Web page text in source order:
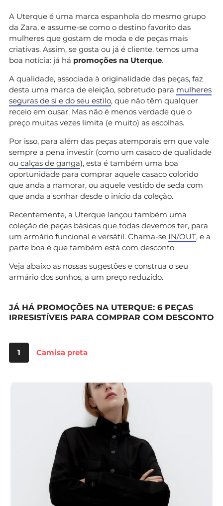
A Uterque é uma marca espanhola do mesmo grupo
da Zara, e assume-se como o destino favorito das
mulheres que gostam de moda e de peças mais
criativas. Assim, se gosta ou já é cliente, temos uma
boa notícia: já há promoções na Uterque.
A qualidade, associada à originalidade das peças, faz
desta uma marca de eleição, sobretudo para mulheres
seguras de si e do seu estilo, que não têm qualquer
receio em ousar. Mas não é menos verdade que o
preço muitas vezes limita (e muito) as escolhas.
Por isso, para além das peças atemporais em que vale
sempre a pena investir (como um casaco de qualidade
ou calças de ganga), esta é também uma boa
oportunidade para comprar aquele casaco colorido
que anda a namorar, ou aquele vestido de seda com
que anda a sonhar desde o início da coleção.
Recentemente, a Uterque lançou também uma
coleção de peças básicas que todas devemos ter, para
um armário funcional e versátil. Chama-se IN/OUT, e a
parte boa é que também está com desconto.
Veja abaixo as nossas sugestões e construa o seu
armário dos sonhos, a um preço reduzido.
JÁ HÁ PROMOÇÕES NA UTERQUE: 6 PEÇAS
IRRESISTÍVEIS PARA COMPRAR COM DESCONTO
1 Camisa preta